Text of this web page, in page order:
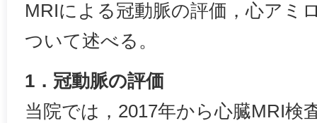
MRIによる冠動脈の評価，心アミ
ついて述べる。
1．冠動脈の評価
当院では，2017年から心臓MRI検